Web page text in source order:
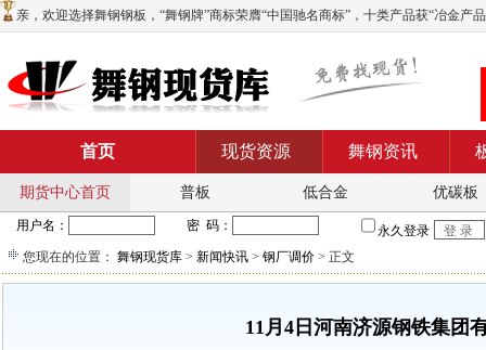
亲，欢迎选择舞钢钢板，“舞钢牌”商标荣膺“中国驰名商标”，十类产品获“冶金产
首页 现货资源 舞钢资讯
期货中心首页 普板 低合金 优碳板
您现在的位置： 舞钢现货库 > 新闻快讯 > 钢厂调价 > 正文
11月4日河南济源钢铁集团